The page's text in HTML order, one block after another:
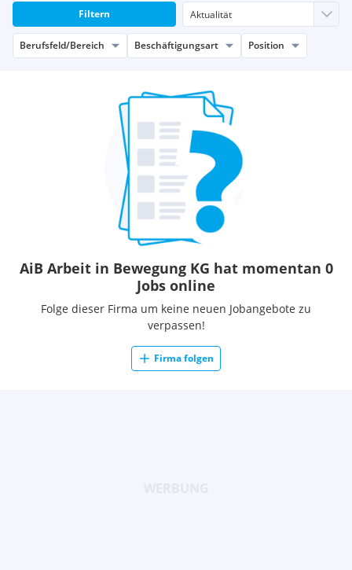
Filtern
Berufsfeld/Bereich Beschäftigungsart Position
AiB Arbeit in Bewegung KG hat momentan 0
Jobs online
Folge dieser Firma um keine neuen Jobangebote zu
verpassen!
Firma folgen